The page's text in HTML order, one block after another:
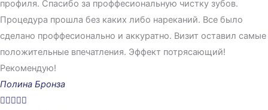
профиля. Спасибо за проффесиональную чистку зубов.
Процедура прошла без каких либо нареканий. Все было
сделано проффесионально и аккуратно. Визит оставил самые
положительные впечатления. Эффект потрясающий!
Рекомендую!
Полина Бронза
